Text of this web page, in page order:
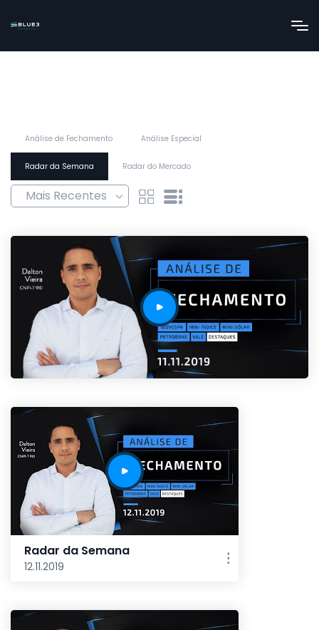
Análise de Fechamento Análise Especial
Radar da Semana Radar do Mercado
Radar da Semana
12.11.2019